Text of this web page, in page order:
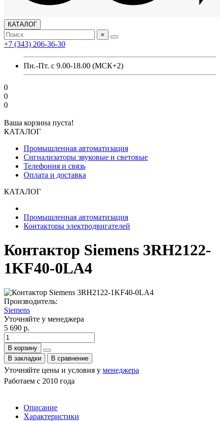
КАТАЛОГ
×
+7 (343) 206-36-30
Пн.-Пт. с 9.00-18.00 (МСК+2)
0
0
0
Ваша корзина пуста!
КАТАЛОГ
Промышленная автоматизация
Сигнализаторы звуковые и световые
Телефония и связь
Оплата и доставка
КАТАЛОГ
Промышленная автоматизация
Контакторы электродвигателей
Контактор Siemens 3RH2122-
1KF40-0LA4
Производитель:
Siemens
Уточняйте у менеджера
5 690 р.
В корзину
В закладки
В сравнение
Уточняйте цены и условия у менеджера
Работаем с 2010 года
Описание
Характеристики